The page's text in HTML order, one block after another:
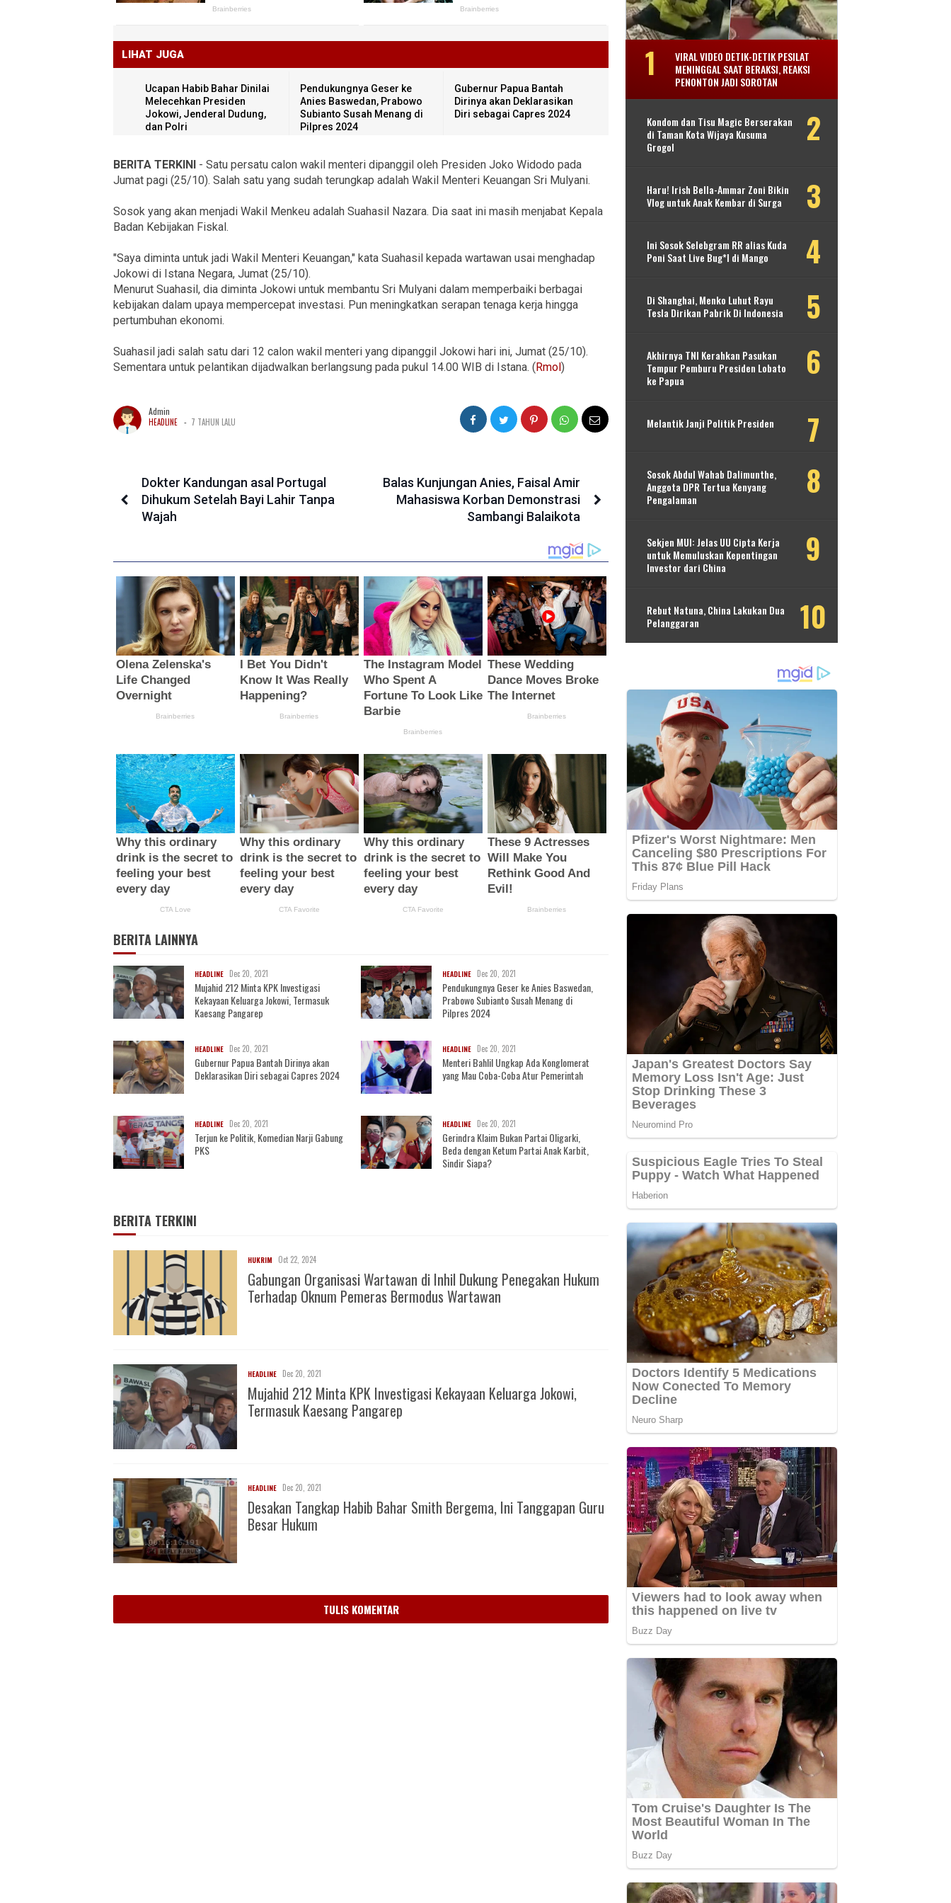
LIHAT JUGA
Ucapan Habib Bahar Dinilai
Melecehkan Presiden
Jokowi, Jenderal Dudung,
dan Polri
Pendukungnya Geser ke
Anies Baswedan, Prabowo
Subianto Susah Menang di
Pilpres 2024
Gubernur Papua Bantah
Dirinya akan Deklarasikan
Diri sebagai Capres 2024
BERITA TERKINI - Satu persatu calon wakil menteri dipanggil oleh Presiden Joko Widodo pada
Jumat pagi (25/10). Salah satu yang sudah terungkap adalah Wakil Menteri Keuangan Sri Mulyani.
Sosok yang akan menjadi Wakil Menkeu adalah Suahasil Nazara. Dia saat ini masih menjabat Kepala
Badan Kebijakan Fiskal.
"Saya diminta untuk jadi Wakil Menteri Keuangan," kata Suahasil kepada wartawan usai menghadap
Jokowi di Istana Negara, Jumat (25/10).
Menurut Suahasil, dia diminta Jokowi untuk membantu Sri Mulyani dalam memperbaiki berbagai
kebijakan dalam upaya mempercepat investasi. Pun meningkatkan serapan tenaga kerja hingga
pertumbuhan ekonomi.
Suahasil jadi salah satu dari 12 calon wakil menteri yang dipanggil Jokowi hari ini, Jumat (25/10).
Sementara untuk pelantikan dijadwalkan berlangsung pada pukul 14.00 WIB di Istana. (Rmol)
Admin
HEADLINE - 7 TAHUN LALU
Dokter Kandungan asal Portugal
Dihukum Setelah Bayi Lahir Tanpa
Wajah
Balas Kunjungan Anies, Faisal Amir
Mahasiswa Korban Demonstrasi
Sambangi Balaikota
BERITA LAINNYA
HEADLINE Dec 20, 2021
Mujahid 212 Minta KPK Investigasi
Kekayaan Keluarga Jokowi, Termasuk
Kaesang Pangarep
HEADLINE Dec 20, 2021
Pendukungnya Geser ke Anies Baswedan,
Prabowo Subianto Susah Menang di
Pilpres 2024
HEADLINE Dec 20, 2021
Gubernur Papua Bantah Dirinya akan
Deklarasikan Diri sebagai Capres 2024
HEADLINE Dec 20, 2021
Menteri Bahlil Ungkap Ada Konglomerat
yang Mau Coba-Coba Atur Pemerintah
HEADLINE Dec 20, 2021
Terjun ke Politik, Komedian Narji Gabung
PKS
HEADLINE Dec 20, 2021
Gerindra Klaim Bukan Partai Oligarki,
Beda dengan Ketum Partai Anak Karbit,
Sindir Siapa?
BERITA TERKINI
HUKRIM Oct 22, 2024
Gabungan Organisasi Wartawan di Inhil Dukung Penegakan Hukum
Terhadap Oknum Pemeras Bermodus Wartawan
HEADLINE Dec 20, 2021
Mujahid 212 Minta KPK Investigasi Kekayaan Keluarga Jokowi,
Termasuk Kaesang Pangarep
HEADLINE Dec 20, 2021
Desakan Tangkap Habib Bahar Smith Bergema, Ini Tanggapan Guru
Besar Hukum
TULIS KOMENTAR
VIRAL VIDEO DETIK-DETIK PESILAT
MENINGGAL SAAT BERAKSI, REAKSI
PENONTON JADI SOROTAN
Kondom dan Tisu Magic Berserakan
di Taman Kota Wijaya Kusuma
Grogol
Haru! Irish Bella-Ammar Zoni Bikin
Vlog untuk Anak Kembar di Surga
Ini Sosok Selebgram RR alias Kuda
Poni Saat Live Bug*l di Mango
Di Shanghai, Menko Luhut Rayu
Tesla Dirikan Pabrik Di Indonesia
Akhirnya TNI Kerahkan Pasukan
Tempur Pemburu Presiden Lobato
ke Papua
Melantik Janji Politik Presiden
Sosok Abdul Wahab Dalimunthe,
Anggota DPR Tertua Kenyang
Pengalaman
Sekjen MUI: Jelas UU Cipta Kerja
untuk Memuluskan Kepentingan
Investor dari China
Rebut Natuna, China Lakukan Dua
Pelanggaran